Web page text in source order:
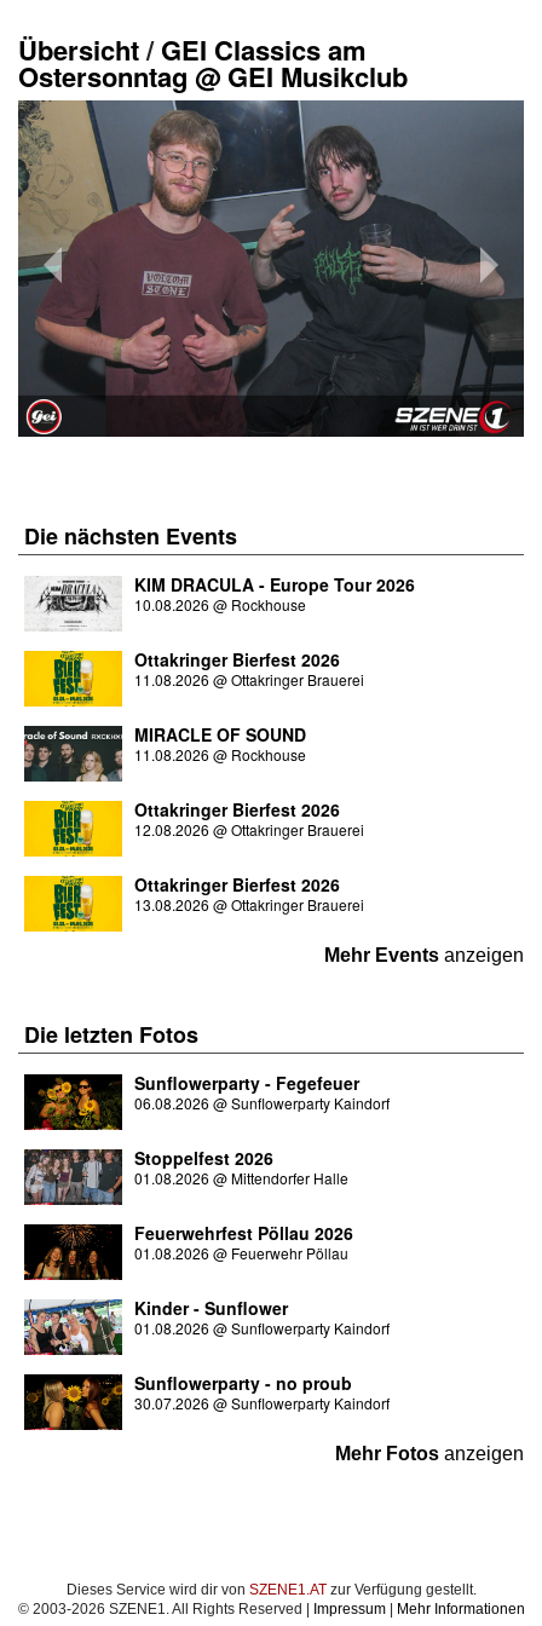
Übersicht/GEI Classics am
Ostersonntag @ GEI Musikclub
Die nächsten Events
KIM DRACULA - Europe Tour 2026
10.08.2026 @ Rockhouse
Ottakringer Bierfest 2026
11.08.2026 @Ottakringer Brauerei
MIRACLE OF SOUND
11.08.2026 @ Rockhouse
Ottakringer Bierfest 2026
12.08.2026 @Ottakringer Brauerei
Ottakringer Bierfest 2026
13.08.2026 @Ottakringer Brauerei
Mehr Events anzeigen
Die letzten Fotos
Sunflowerparty - Fegefeuer
06.08.2026 @Sunflowerparty Kaindorf
Stoppelfest 2026
01.08.2026 @Mittendorfer Halle
Feuerwehrfest Pöllau 2026
01.08.2026 @ Feuerwehr Pöllau
Kinder - Sunflower
01.08.2026 @Sunflowerparty Kaindorf
Sunflowerparty - no proub
30.07.2026 @Sunflowerparty Kaindorf
Mehr Fotos anzeigen
Dieses Service wird dir von SZENE1.ATzur Verfügung gestellt.
© 2003-2026 SZENE1. All Rights Reserved |
Impressum| Mehr Informationen